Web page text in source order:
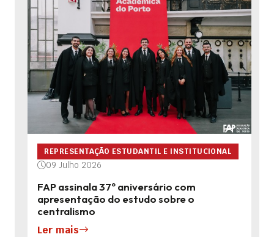
REPRESENTAÇÃO ESTUDANTIL E INSTITUCIONAL
09 Julho 2026
FAP assinala 37º aniversário com
apresentação do estudo sobre o
centralismo
Ler mais